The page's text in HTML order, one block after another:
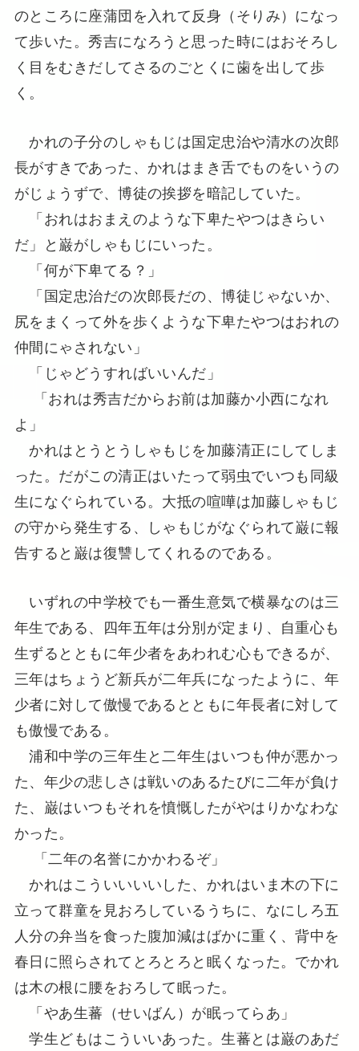
のところに座蒲団を入れて反身（そりみ）になっ
て歩いた。秀吉になろうと思った時にはおそろし
く目をむきだしてさるのごとくに歯を出して歩
く。
かれの子分のしゃもじは国定忠治や清水の次郎
長がすきであった、かれはまき舌でものをいうの
がじょうずで、博徒の挨拶を暗記していた。
「おれはおまえのような下卑たやつはきらい
だ」と巌がしゃもじにいった。
「何が下卑てる？」
「国定忠治だの次郎長だの、博徒じゃないか、
尻をまくって外を歩くような下卑たやつはおれの
仲間にゃされない」
「じゃどうすればいいんだ」
「おれは秀吉だからお前は加藤か小西になれ
よ」
かれはとうとうしゃもじを加藤清正にしてしま
った。だがこの清正はいたって弱虫でいつも同級
生になぐられている。大抵の喧嘩は加藤しゃもじ
の守から発生する、しゃもじがなぐられて巌に報
告すると巌は復讐してくれるのである。
いずれの中学校でも一番生意気で横暴なのは三
年生である、四年五年は分別が定まり、自重心も
生ずるとともに年少者をあわれむ心もできるが、
三年はちょうど新兵が二年兵になったように、年
少者に対して傲慢であるとともに年長者に対して
も傲慢である。
浦和中学の三年生と二年生はいつも仲が悪かっ
た、年少の悲しさは戦いのあるたびに二年が負け
た、巌はいつもそれを憤慨したがやはりかなわな
かった。
「二年の名誉にかかわるぞ」
かれはこういいいいした、かれはいま木の下に
立って群童を見おろしているうちに、なにしろ五
人分の弁当を食った腹加減はばかに重く、背中を
春日に照らされてとろとろと眠くなった。でかれ
は木の根に腰をおろして眠った。
「やあ生蕃（せいばん）が眠ってらあ」
学生どもはこういいあった。生蕃とは巌のあだ